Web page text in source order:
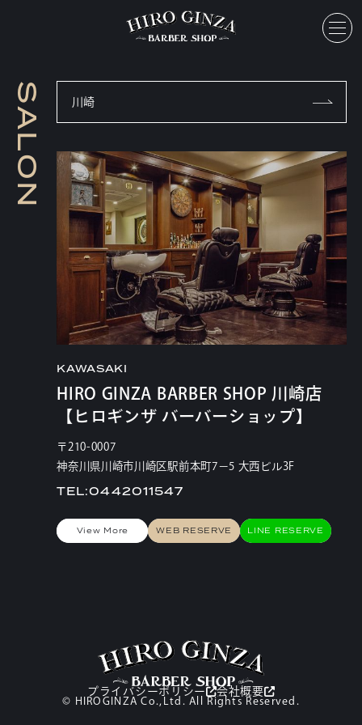
S
A
L
O
N
川崎
KAWASAKI
HIRO GINZA BARBER SHOP 川崎店
【ヒロギンザ バーバーショップ】
〒210-0007
神奈川県川崎市川崎区駅前本町7−5 大西ビル3F
TEL:0442011547
View More WEB RESERVE LINE RESERVE
プライバシーポリシー 会社概要
© HIROGINZA Co.,Ltd. All Rights Reserved.